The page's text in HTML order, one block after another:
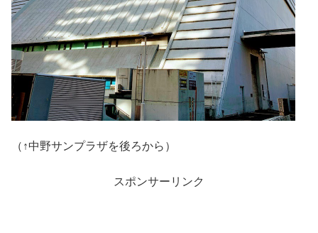
（↑中野サンプラザを後ろから）
スポンサーリンク